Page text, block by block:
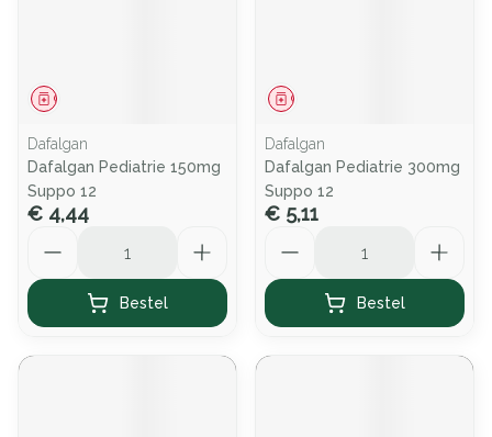
Geneesmiddel
Dafalgan
Dafalgan Pediatrie 150mg
Suppo 12
€ 4,44
Bestel
Geneesmiddel
Dafalgan
Dafalgan Pediatrie 300mg
Suppo 12
€ 5,11
Bestel